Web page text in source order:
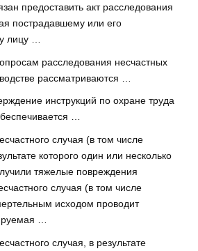
предоставить акт расследования
пострадавшему или его
лицу …
расследования несчастных
рассматриваются …
инструкций по охране труда
…
случая (в том числе
которого один или несколько
тяжелые повреждения
случая (в том числе
исходом проводит
…
случая, в результате